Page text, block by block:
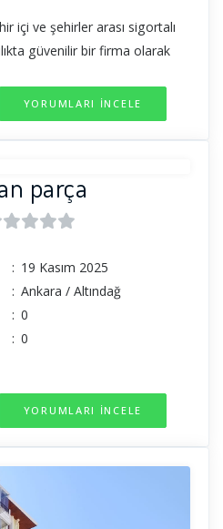
içi ve şehirler arası sigortalı
güvenilir bir firma olarak
YORUMLARI İNCELE
parça
: 19 Kasım 2025
: Ankara / Altındağ
: 0
: 0
YORUMLARI İNCELE